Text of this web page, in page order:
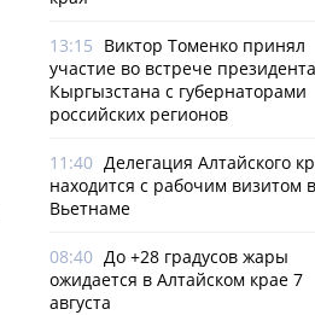
13:15 Виктор Томенко принял
участие во встрече президента
Кыргызстана с губернаторами
российских регионов
11:40 Делегация Алтайского
находится с рабочим визитом
Вьетнаме
08:40 До +28 градусов жары
ожидается в Алтайском крае 7
августа